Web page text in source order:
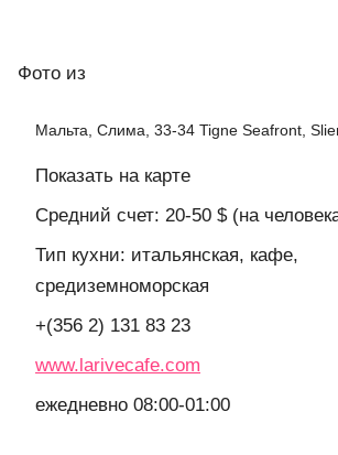
Фото из
Мальта, Слима, 33-34 Tigne Seafront,
Показать на карте
Средний счет: 20-50 $ (на
Тип кухни: итальянская, кафе,
средиземноморская
+(356 2) 131 83 23
www.larivecafe.com
ежедневно 08:00-01:00